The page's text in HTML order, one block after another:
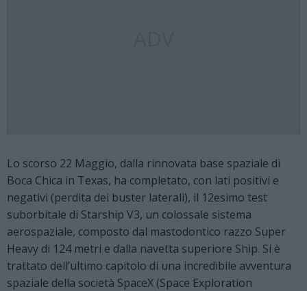
Lo scorso 22 Maggio, dalla rinnovata base spaziale di
Boca Chica in Texas, ha completato, con lati positivi e
negativi (perdita dei buster laterali), il 12esimo test
suborbitale di Starship V3, un colossale sistema
aerospaziale, composto dal mastodontico razzo Super
Heavy di 124 metri e dalla navetta superiore Ship. Si è
trattato dell’ultimo capitolo di una incredibile avventura
spaziale della società SpaceX (Space Exploration